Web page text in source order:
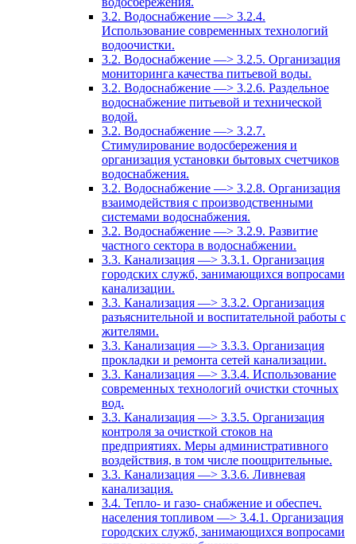
3.2. Водоснабжение —> 3.2.4.
Использование современных технологий
водоочистки.
3.2. Водоснабжение —> 3.2.5. Организация
мониторинга качества питьевой воды.
3.2. Водоснабжение —> 3.2.6. Раздельное
водоснабжение питьевой и технической
водой.
3.2. Водоснабжение —> 3.2.7.
Стимулирование водосбережения и
организация установки бытовых счетчиков
водоснабжения.
3.2. Водоснабжение —> 3.2.8. Организация
взаимодействия с производственными
системами водоснабжения.
3.2. Водоснабжение —> 3.2.9. Развитие
частного сектора в водоснабжении.
3.3. Канализация —> 3.3.1. Организация
городских служб, занимающихся вопросами
канализации.
3.3. Канализация —> 3.3.2. Организация
разъяснительной и воспитательной работы с
жителями.
3.3. Канализация —> 3.3.3. Организация
прокладки и ремонта сетей канализации.
3.3. Канализация —> 3.3.4. Использование
современных технологий очистки сточных
вод.
3.3. Канализация —> 3.3.5. Организация
контроля за очисткой стоков на
предприятиях. Меры административного
воздействия, в том числе поощрительные.
3.3. Канализация —> 3.3.6. Ливневая
канализация.
3.4. Тепло- и газо- снабжение и обеспеч.
населения топливом —> 3.4.1. Организация
городских служб, занимающихся вопросами